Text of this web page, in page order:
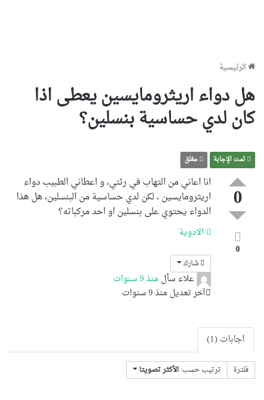
الرئيسية
هل دواء اريثرومايسين يعطى اذا
كان لدي حساسية بنسلين؟
تمت الإجابة مغلق
0
0
انا اعاني من التهاب في رئتي، و اعطاني الطبيب دواء
اريثرومايسين ، لكن لدي حساسية من البنسلين، هل هذا
الدواء يحتوي على بنسلين او احد مركباته؟
الادوية
شارك
علاء سأل منذ 9 سنوات
آخر تعديل منذ 9 سنوات
اجابات (1)
فلترة ترتيب حسب:الأكثر تصويتا